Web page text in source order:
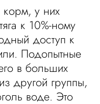
у них
к 10%-ному
доступ к
Подопытные
в больших
другой группы,
воде. Это